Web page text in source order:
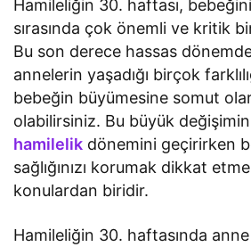
Hamileliğin 30. haftası,
sırasında çok önemli ve kritik
Bu son derece hassas
annelerin yaşadığı birçok
bebeğin büyümesine somut
olabilirsiniz. Bu büyük
hamilelik dönemini geçirirken
sağlığınızı korumak dikkat
konulardan biridir.
Hamileliğin 30. haftasında